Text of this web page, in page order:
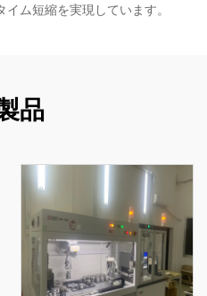
ム短縮を実現しています。
品